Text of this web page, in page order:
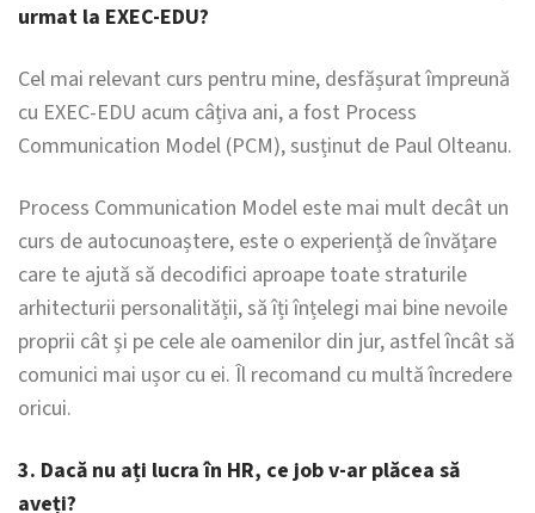
urmat la EXEC-EDU?
Cel mai relevant curs pentru mine, desfășurat împreună
cu EXEC-EDU acum câțiva ani, a fost Process
Communication Model (PCM), susținut de Paul Olteanu.
Process Communication Model este mai mult decât un
curs de autocunoaștere, este o experiență de învățare
care te ajută să decodifici aproape toate straturile
arhitecturii personalității, să îți înțelegi mai bine nevoile
proprii cât și pe cele ale oamenilor din jur, astfel încât să
comunici mai ușor cu ei. Îl recomand cu multă încredere
oricui.
3. Dacă nu ați lucra în HR, ce job v-ar plăcea să
aveți?